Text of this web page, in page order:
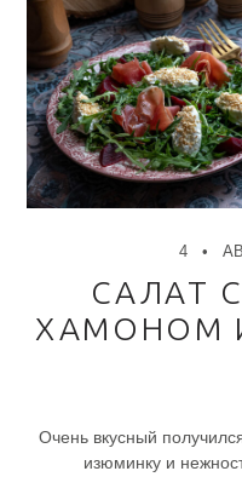
4
САЛАТ
ХАМОНОМ
Очень вкусный
изюминку и